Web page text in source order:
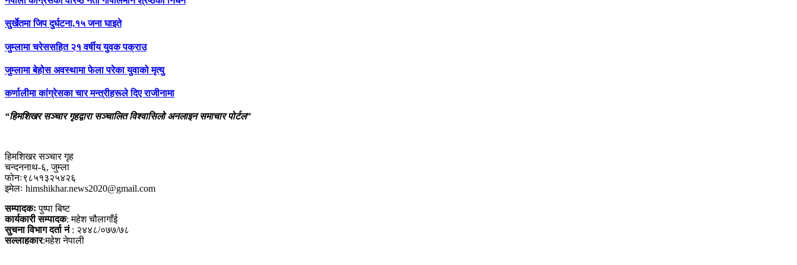
सुर्खेतमा जिप दुर्घटना,१५ जना घाइते
जुम्लामा चरेससहित २१ वर्षीय युवक पक्राउ
जुम्लामा बेहोस अवस्थामा फेला परेका युवाको मृत्यु
कर्णालीमा कांग्रेसका चार मन्त्रीहरूले दिए राजीनामा
“हिमशिखर सञ्चार गृहद्वारा सञ्चालित विश्वासिलो अनलाइन समाचार पोर्टल”
हिमशिखर सञ्चार गृह
चन्दननाथ-६, जुम्ला
फोनः९८५१३२५४२६
इमेलः himshikhar.news2020@gmail.com
सम्पादकःपुष्पा बिष्ट
कार्यकारी सम्पादक: महेश चौलागाँई
सुचना विभाग दर्ता नं: २४४८/०७७/७८
सल्लाहकार:महेश नेपाली